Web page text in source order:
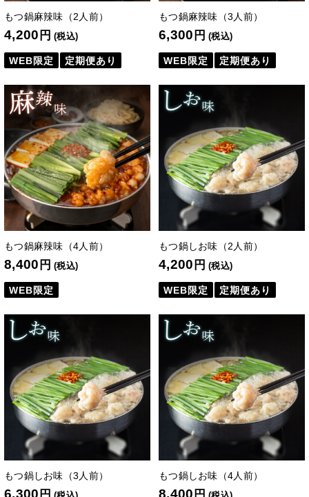
もつ鍋麻辣味（2人前）
4,200 円 (税込)
WEB限定 定期便あり
もつ鍋麻辣味（3人前）
6,300 円 (税込)
WEB限定 定期便あり
もつ鍋麻辣味（4人前）
8,400 円 (税込)
WEB限定
もつ鍋しお味（2人前）
4,200 円 (税込)
WEB限定 定期便あり
もつ鍋しお味（3人前）
6,300
もつ鍋しお味（4人前）
8,400